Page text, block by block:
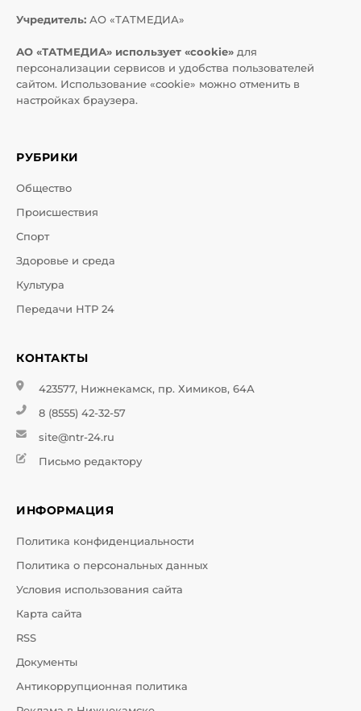
Учредитель: АО «ТАТМЕДИА»
АО «ТАТМЕДИА» использует «cookie» для
персонализации сервисов и удобства пользователей
сайтом. Использование «cookie» можно отменить в
настройках браузера.
РУБРИКИ
Общество
Происшествия
Спорт
Здоровье и среда
Культура
Передачи НТР 24
КОНТАКТЫ
423577, Нижнекамск, пр. Химиков, 64А
8 (8555) 42-32-57
site@ntr-24.ru
Письмо редактору
ИНФОРМАЦИЯ
Политика конфиденциальности
Политика о персональных данных
Условия использования сайта
Карта сайта
RSS
Документы
Антикоррупционная политика